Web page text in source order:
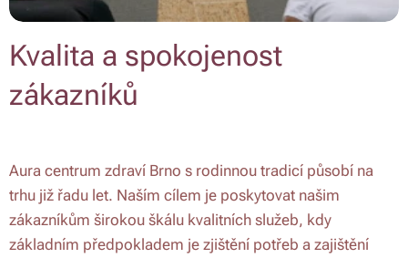
Kvalita a spokojenost
zákazníků
Aura centrum zdraví Brno s rodinnou tradicí působí na
trhu již řadu let. Naším cílem je poskytovat našim
zákazníkům širokou škálu kvalitních služeb, kdy
základním předpokladem je zjištění potřeb a zajištění